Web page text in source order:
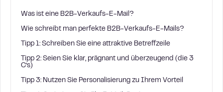
Was ist eine B2B-Verkaufs-E-Mail?
Wie schreibt man perfekte B2B-Verkaufs-E-Mails?
Tipp 1: Schreiben Sie eine attraktive Betreffzeile
Tipp 2: Seien Sie klar, prägnant und überzeugend (die 3
C’s)
Tipp 3: Nutzen Sie Personalisierung zu Ihrem Vorteil